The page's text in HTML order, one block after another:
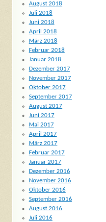
August 2018
Juli 2018
Juni 2018
April 2018
März 2018
Februar 2018
Januar 2018
Dezember 2017
November 2017
Oktober 2017
September 2017
August 2017
Juni 2017
Mai 2017
April 2017
März 2017
Februar 2017
Januar 2017
Dezember 2016
November 2016
Oktober 2016
September 2016
August 2016
Juli 2016